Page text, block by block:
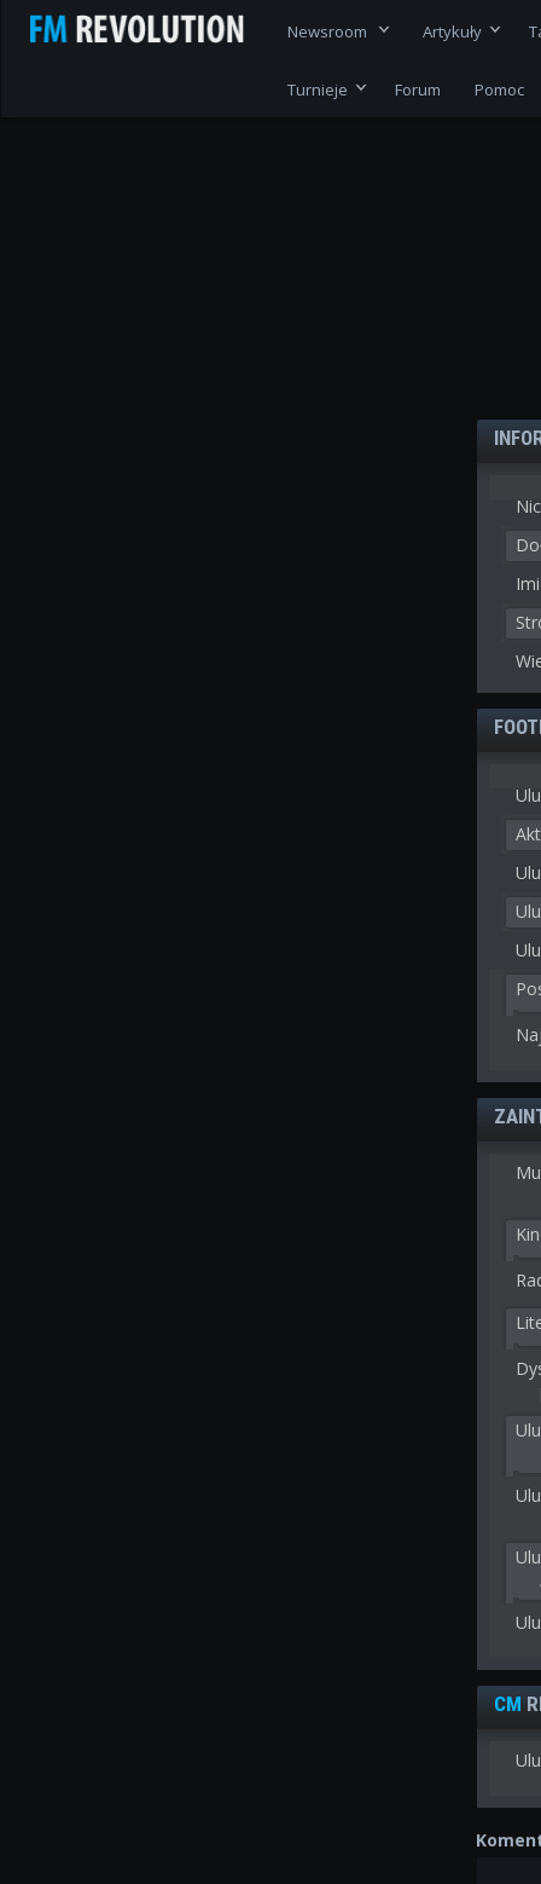
Newsroom Artykuły
Turnieje Forum Pomoc
CM